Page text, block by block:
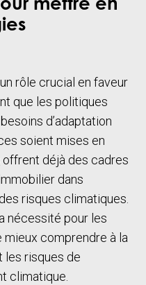
mettre en
rôle crucial en faveur
que les politiques
d’adaptation
soient mises en
offrent déjà des cadres
dans
risques climatiques.
nécessité pour les
comprendre à la
les risques de
climatique.